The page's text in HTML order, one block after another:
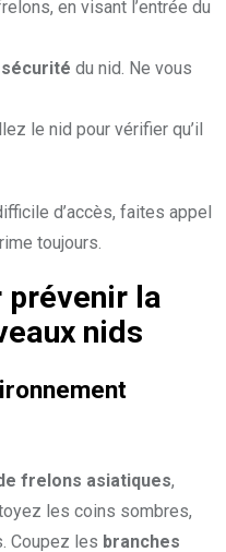
en visant l’entrée du
du nid. Ne vous
le nid pour vérifier qu’il
d’accès, faites appel
toujours.
prévenir la
nids
frelons asiatiques,
les coins sombres,
Coupez les branches